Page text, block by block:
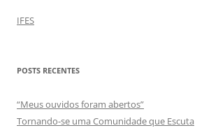
IFES
POSTS RECENTES
“Meus ouvidos foram abertos”
Tornando-se uma Comunidade que Escuta